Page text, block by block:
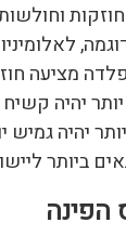
מציעה
יהיה קשיח
יהיה גמיש
ביותר
הפינה